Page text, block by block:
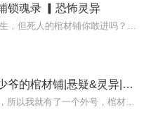
锁魂录 ▎恐怖灵异
【永久免费】棺材少爷的棺材铺|悬疑&灵异|惊悚搞笑